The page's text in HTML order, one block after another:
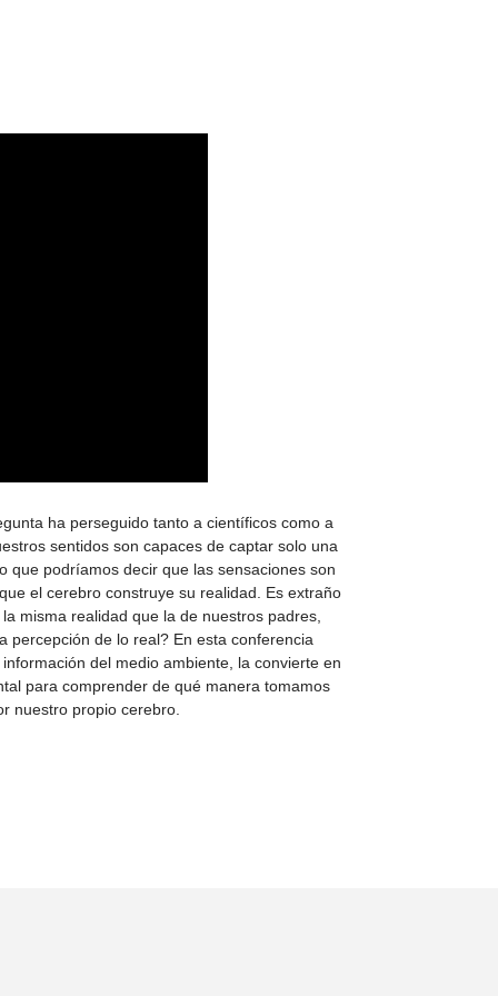
ha perseguido tanto a científicos como a
sentidos son capaces de captar solo una
que podríamos decir que las sensaciones son
el cerebro construye su realidad. Es extraño
misma realidad que la de nuestros padres,
percepción de lo real? En esta conferencia
del medio ambiente, la convierte en
para comprender de qué manera tomamos
nuestro propio cerebro.